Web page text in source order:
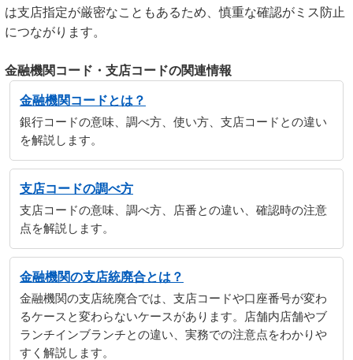
は支店指定が厳密なこともあるため、慎重な確認がミス防止
につながります。
金融機関コード・支店コードの関連情報
金融機関コードとは？
銀行コードの意味、調べ方、使い方、支店コードとの違い
を解説します。
支店コードの調べ方
支店コードの意味、調べ方、店番との違い、確認時の注意
点を解説します。
金融機関の支店統廃合とは？
金融機関の支店統廃合では、支店コードや口座番号が変わ
るケースと変わらないケースがあります。店舗内店舗やブ
ランチインブランチとの違い、実務での注意点をわかりや
すく解説します。